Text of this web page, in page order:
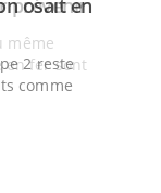
osait en
2 reste
comme